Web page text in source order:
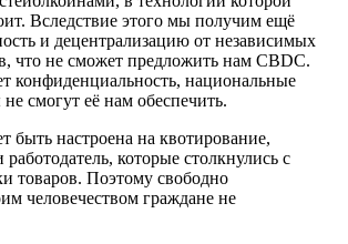
Вследствие этого мы получим ещё
и децентрализацию от независимых
что не сможет предложить нам CBDC.
конфиденциальность, национальные
смогут её нам обеспечить.
быть настроена на квотирование,
работодатель, которые столкнулись с
товаров. Поэтому свободно
человечеством граждане не